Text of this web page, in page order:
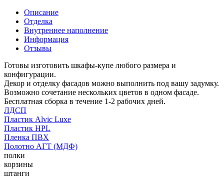
Описание
Отделка
Внутреннее наполнение
Информация
Отзывы
Готовы изготовить шкафы-купе любого размера и
конфигурации.
Декор и отделку фасадов можно выполнить под вашу задумку.
Возможно сочетание нескольких цветов в одном фасаде.
Бесплатная сборка в течение 1-2 рабочих дней.
ЛДСП
Пластик Alvic Luxe
Пластик HPL
Пленка ПВХ
Полотно АГТ (МДФ)
полки
корзины
штанги